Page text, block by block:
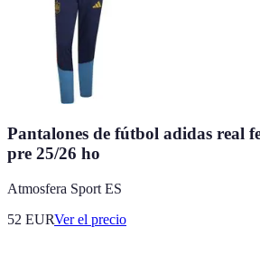
Pantalones de fútbol adidas real
pre 25/26 ho
Atmosfera Sport ES
52 EURVer el precio